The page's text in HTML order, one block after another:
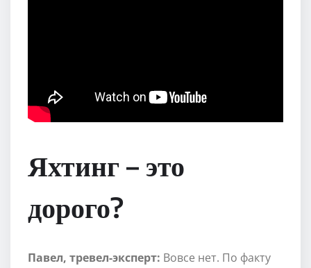
Яхтинг – это
дорого?
Павел, тревел-эксперт: Вовсе нет. По факту